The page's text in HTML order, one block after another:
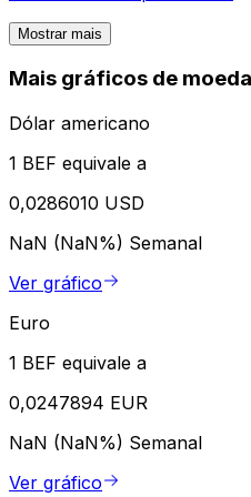
Mostrar mais
Mais gráficos de
Dólar americano
1 BEF equivale a
0,0286010 USD
NaN (NaN%) Semanal
Ver gráfico
Euro
1 BEF equivale a
0,0247894 EUR
NaN (NaN%) Semanal
Ver gráfico